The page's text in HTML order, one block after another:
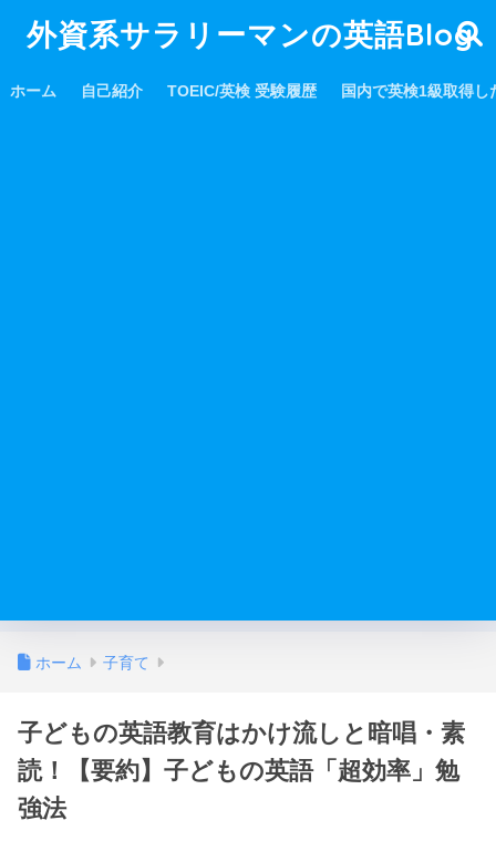
外資系サラリーマンの英語Blog
ホーム 自己紹介 TOEIC/英検 受験履歴 国内で英検1級取得し
ホーム 子育て
子どもの英語教育はかけ流しと暗唱・素
読！【要約】子どもの英語「超効率」勉
強法